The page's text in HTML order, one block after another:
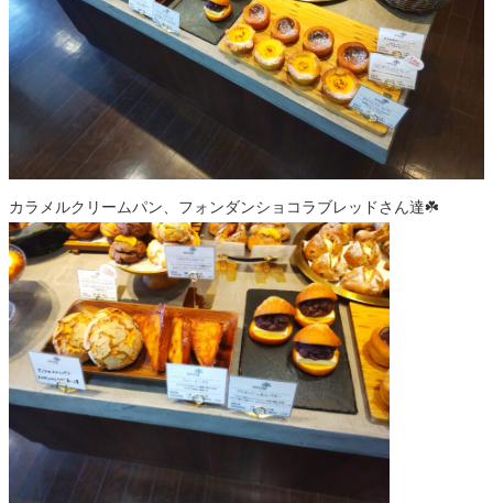
カラメルクリームパン、フォンダンショコラブレッドさん達☘️